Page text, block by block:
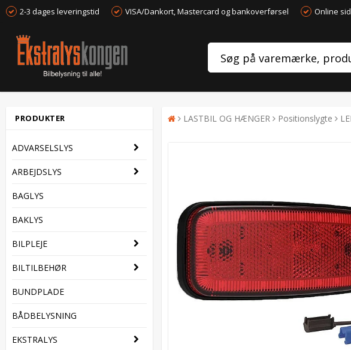
2-3 dages leveringstid VISA/Dankort, Mastercard og bankoverførsel Online
PRODUKTER
ADVARSELSLYS
ARBEJDSLYS
BAGLYS
BAKLYS
BILPLEJE
BILTILBEHØR
BUNDPLADE
BÅDBELYSNING
EKSTRALYS
LASTBIL OG HÆNGER Positionslygte